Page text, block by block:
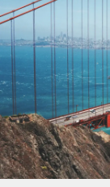
Remote
Nahtlose
Plattform
Globale
LERNEN MIT
Forschung
Fallstudien
HR-Glossar
Checklisten
Deutsch
Español
Italiano
Português
日本語